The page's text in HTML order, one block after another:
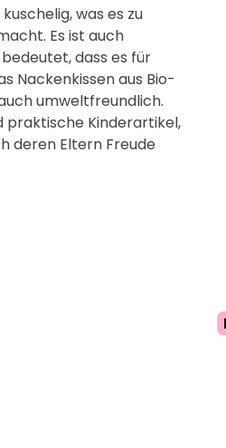
was es zu
Es ist auch
dass es für
Nackenkissen aus Bio-
umweltfreundlich.
praktische Kinderartikel,
deren Eltern Freude